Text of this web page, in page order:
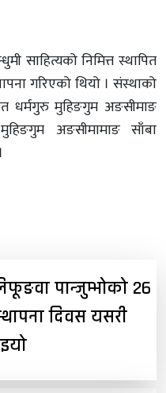
साहित्यको निमित्त स्थापित
गरिएको थियो । संस्थाको
धर्मगुरु मुहिङगुम अङसीमाङ
अङसीमामाङ साँबा
पान्जुम्भोको २६
दिवस यसरी